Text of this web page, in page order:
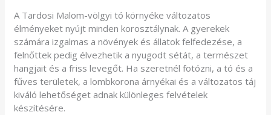
A Tardosi Malom-völgyi tó környéke változatos
élményeket nyújt minden korosztálynak. A gyerekek
számára izgalmas a növények és állatok felfedezése, a
felnőttek pedig élvezhetik a nyugodt sétát, a természet
hangjait és a friss levegőt. Ha szeretnél fotózni, a tó és a
fűves területek, a lombkorona árnyékai és a változatos táj
kiváló lehetőséget adnak különleges felvételek
készítésére.